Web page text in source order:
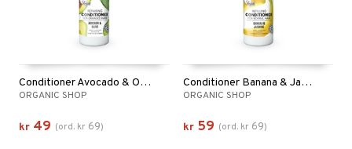
Conditioner Avocado & Olive
ORGANIC SHOP
kr 49 (ord. kr 69)
Conditioner Banana & Jasmine
ORGANIC SHOP
kr 59 (ord. kr 69)